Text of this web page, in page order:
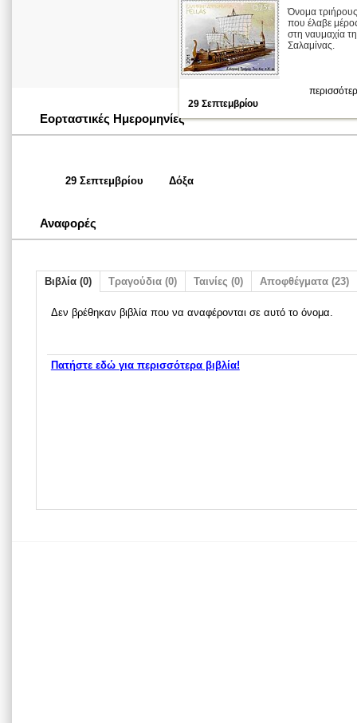
Όνομα τριήρους
που έλαβε
στη ναυμαχία
Σαλαμίνας.
29 Σεπτεμβρίου
Εορταστικές Ημερομηνίες
29 Σεπτεμβρίου Δόξα
Αναφορές
Βιβλία (0) Τραγούδια (0) Ταινίες (0) Αποφθέγματα (23)
Δεν βρέθηκαν βιβλία που να αναφέρονται σε αυτό το όνομα.
Πατήστε εδώ για περισσότερα βιβλία!